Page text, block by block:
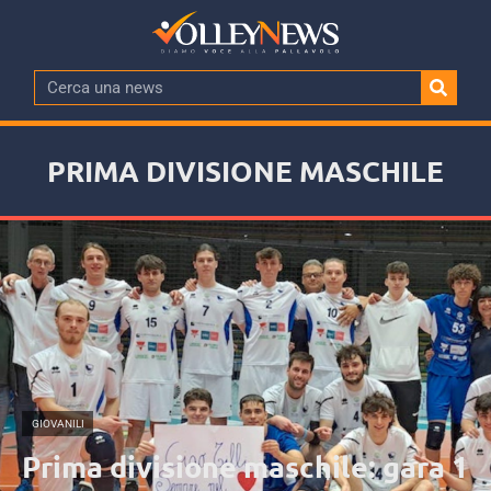
PRIMA DIVISIONE MASCHILE
GIOVANILI
Prima divisione maschile: gara 1